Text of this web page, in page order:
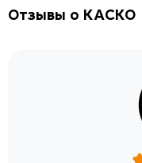
Отзывы о КАСКО